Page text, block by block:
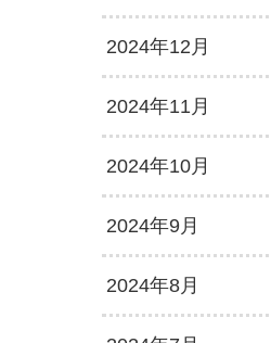
2024年12月
2024年11月
2024年10月
2024年9月
2024年8月